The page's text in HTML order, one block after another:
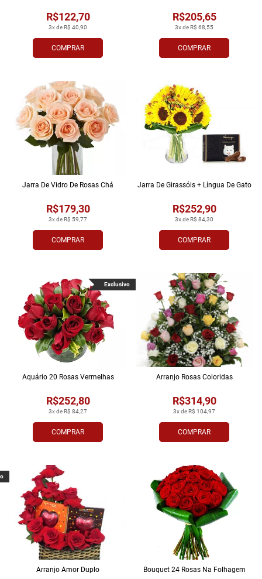
COMPRAR
3x de R$ 40,90
R$122,70
COMPRAR
3x de R$ 68,55
R$205,65
COMPRAR
3x de R$ 59,77
R$179,30
Jarra De Vidro De Rosas Chá
COMPRAR
3x de R$ 84,30
R$252,90
Jarra De Girassóis + Língua De Gato
COMPRAR
3x de R$ 84,27
R$252,80
Aquário 20 Rosas Vermelhas
Exclusivo
COMPRAR
3x de R$ 104,97
R$314,90
Arranjo Rosas Coloridas
Arranjo Amor Duplo Bouquet 24 Rosas Na Folhagem